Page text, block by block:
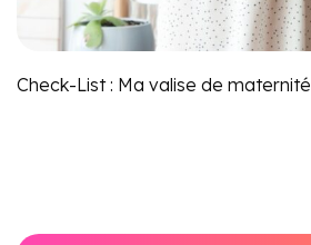
Check-List : Ma valise de maternité